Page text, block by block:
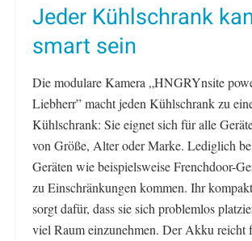
Jeder Kühlschrank
smart sein
Die modulare Kamera „HNGRYnsite
Liebherr” macht jeden Kühlschrank zu
Kühlschrank: Sie eignet sich für alle
von Größe, Alter oder Marke. Lediglich
Geräten wie beispielsweise Frenchdoor-
zu Einschränkungen kommen. Ihr
sorgt dafür, dass sie sich problemlos
viel Raum einzunehmen. Der Akku reicht